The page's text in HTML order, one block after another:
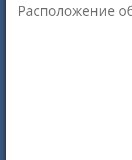
Расположение